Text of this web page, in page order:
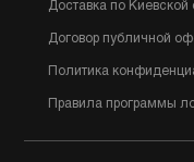
Доставка по Киевской
Договор публичной
Политика
Правила программы